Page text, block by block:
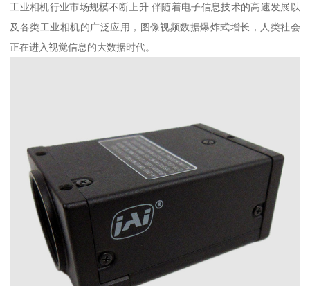
工业相机行业市场规模不断上升 伴随着电子信息技术的高速发展以
及各类工业相机的广泛应用，图像视频数据爆炸式增长，人类社会
正在进入视觉信息的大数据时代。